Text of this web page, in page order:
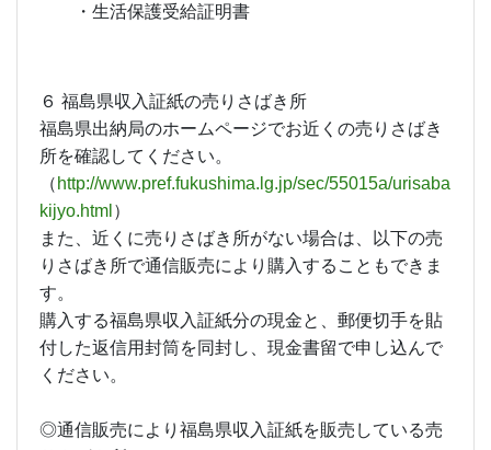
・生活保護受給証明書
６ 福島県収入証紙の売りさばき所
福島県出納局のホームページでお近くの売りさばき
所を確認してください。
（ http://www.pref.fukushima.lg.jp/sec/55015a/urisaba
kijyo.html ）
また、近くに売りさばき所がない場合は、以下の売
りさばき所で通信販売により購入することもできま
す。
購入する福島県収入証紙分の現金と、郵便切手を貼
付した返信用封筒を同封し、現金書留で申し込んで
ください。
◎通信販売により福島県収入証紙を販売している売